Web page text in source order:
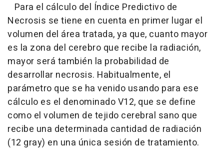
Para el cálculo del Índice Predictivo de
Necrosis se tiene en cuenta en primer lugar el
volumen del área tratada, ya que, cuanto mayor
es la zona del cerebro que recibe la radiación,
mayor será también la probabilidad de
desarrollar necrosis. Habitualmente, el
parámetro que se ha venido usando para ese
cálculo es el denominado V12, que se define
como el volumen de tejido cerebral sano que
recibe una determinada cantidad de radiación
(12 gray) en una única sesión de tratamiento.